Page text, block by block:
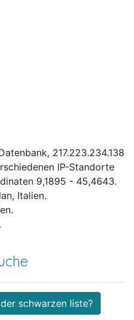
217.223.234.138
IP-Standorte
9,1895 - 45,4643.
Italien.
schwarzen liste?